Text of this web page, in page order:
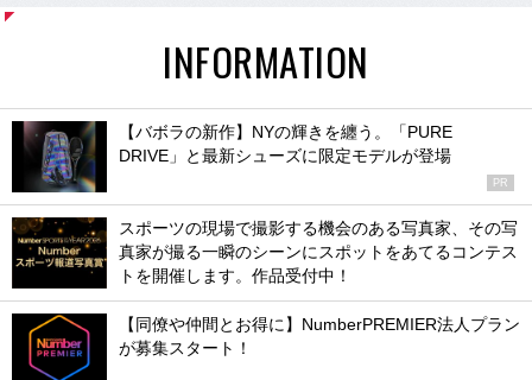
INFORMATION
【バボラの新作】NYの輝きを纏う。「PURE
DRIVE」と最新シューズに限定モデルが登場
PR
スポーツの現場で撮影する機会のある写真家、その写
真家が撮る一瞬のシーンにスポットをあてるコンテス
トを開催します。作品受付中！
【同僚や仲間とお得に】NumberPREMIER法人プラン
が募集スタート！